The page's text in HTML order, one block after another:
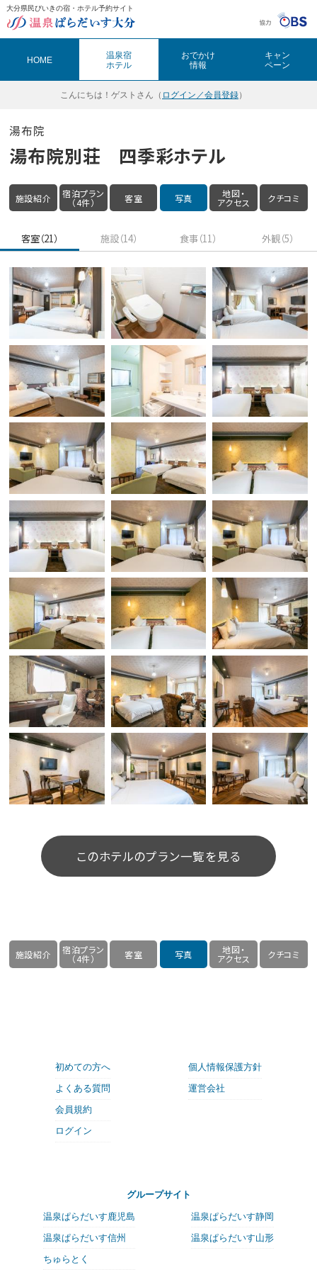
大分県民びいきの宿・ホテル予約サイト
HOME
温泉宿
ホテル
おでかけ
情報
キャン
ペーン
こんにちは！ ゲストさん（ ログイン／会員登録）
湯布院
湯布院別荘 四季彩ホテル
施設紹介 宿泊プラン
（4件） 客室 写真 地図・
アクセス クチコミ
客室（21） 施設（14） 食事（11） 外観（5）
このホテルのプラン一覧を見る
施設紹介 宿泊プラン
（4件） 客室 写真 地図・
アクセス クチコミ
初めての方へ
よくある質問
会員規約
ログイン
個人情報保護方針
運営会社
グループサイト
温泉ぱらだいす鹿児島
温泉ぱらだいす信州
ちゅらとく
温泉ぱらだいす静岡
温泉ぱらだいす山形